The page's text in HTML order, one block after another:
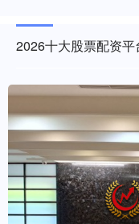
2026十大股票配资